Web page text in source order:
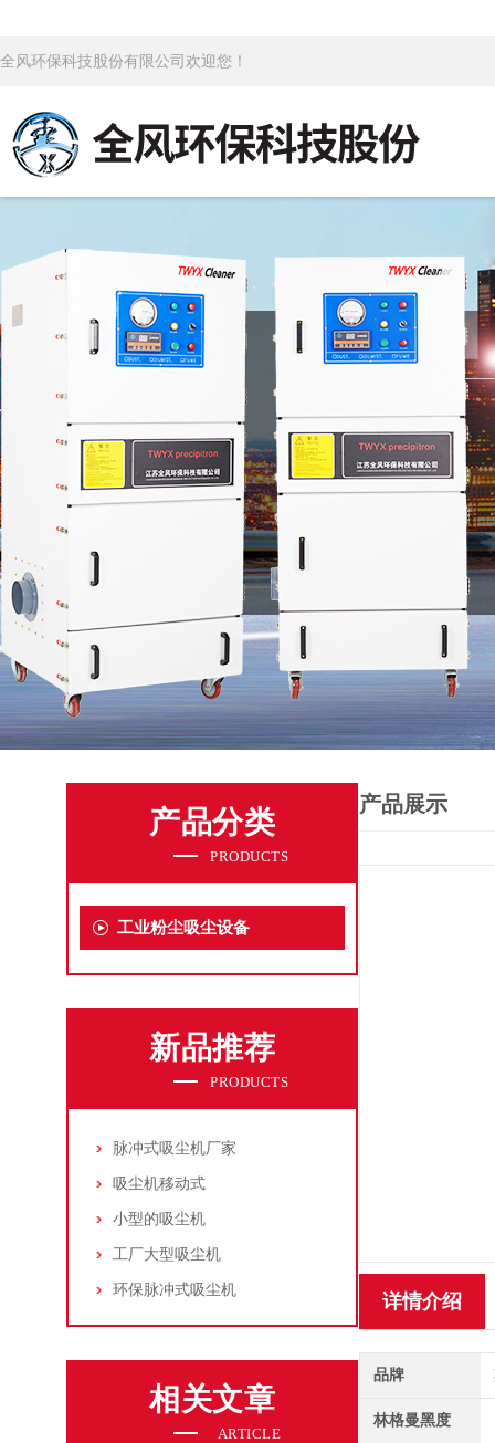
全风环保科技股份有限公司欢迎您！
产品分类
PRODUCTS
工业粉尘吸尘设备
新品推荐
PRODUCTS
脉冲式吸尘机厂家
吸尘机移动式
小型的吸尘机
工厂大型吸尘机
环保脉冲式吸尘机
相关文章
ARTICLE
产品展示
详情介绍
品牌
林格曼黑度